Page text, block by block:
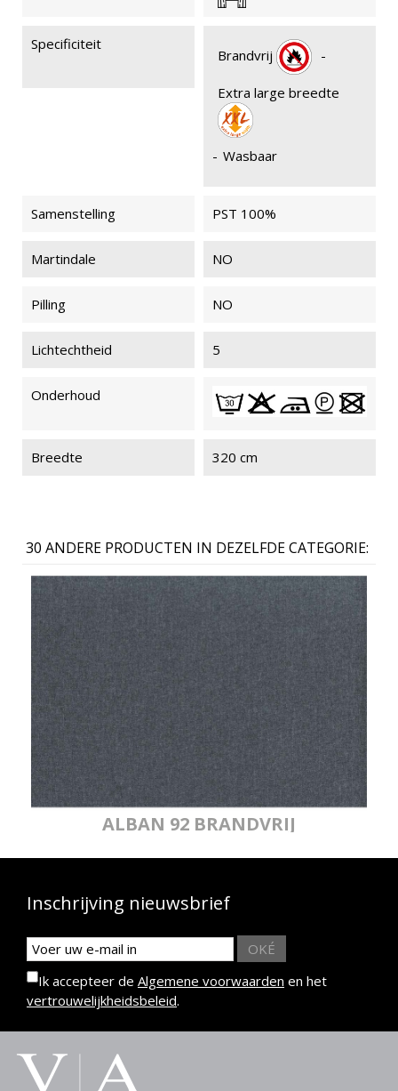
Specificiteit
Brandvrij -
Extra large breedte
- Wasbaar
Samenstelling PST 100%
Martindale NO
Pilling NO
Lichtechtheid 5
Onderhoud
Breedte 320 cm
30 ANDERE PRODUCTEN IN DEZELFDE CATEGORIE:
ALBAN 92 BRANDVRIJ
Inschrijving nieuwsbrief
OKÉ
Ik accepteer de Algemene voorwaarden en het
vertrouwelijkheidsbeleid.